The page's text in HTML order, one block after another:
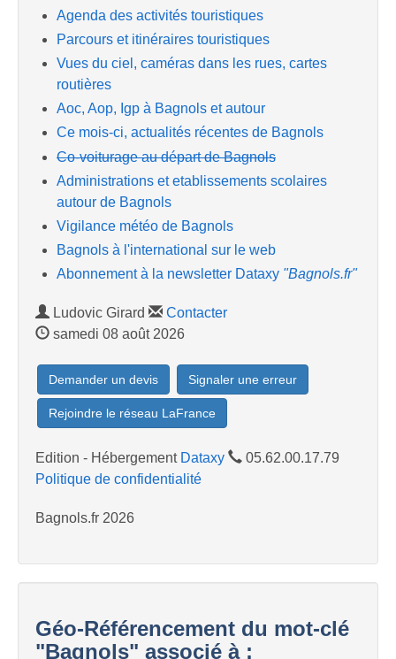
Agenda des activités touristiques
Parcours et itinéraires touristiques
Vues du ciel, caméras dans les rues, cartes
routières
Aoc, Aop, Igp à Bagnols et autour
Ce mois-ci, actualités récentes de Bagnols
Co-voiturage au départ de Bagnols
Administrations et etablissements scolaires
autour de Bagnols
Vigilance météo de Bagnols
Bagnols à l'international sur le web
Abonnement à la newsletter Dataxy "Bagnols.fr"
Ludovic Girard
Contacter
samedi 08 août 2026
Demander un devis Signaler une erreur
Rejoindre le réseau LaFrance
Edition - Hébergement Dataxy
05.62.00.17.79
Politique de confidentialité
Bagnols.fr 2026
Géo-Référencement du mot-clé
"Bagnols" associé à :